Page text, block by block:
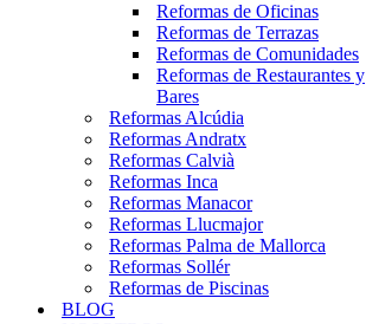
Reformas de Oficinas
Reformas de Terrazas
Reformas de Comunidades
Reformas de Restaurantes y
Bares
Reformas Alcúdia
Reformas Andratx
Reformas Calvià
Reformas Inca
Reformas Manacor
Reformas Llucmajor
Reformas Palma de Mallorca
Reformas Sollér
Reformas de Piscinas
BLOG